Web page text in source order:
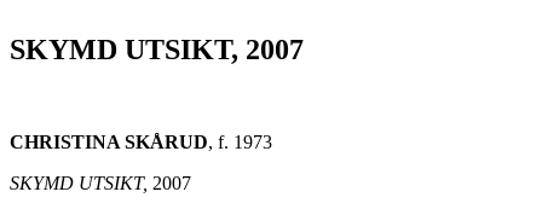
SKYMD UTSIKT, 2007
CHRISTINA SKÅRUD, f. 1973
SKYMD UTSIKT, 2007